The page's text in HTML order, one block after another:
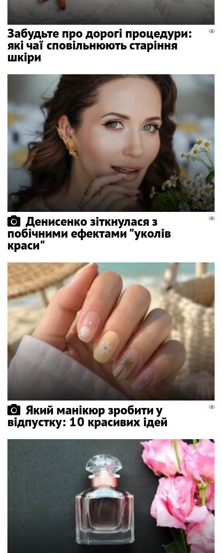
Забудьте про дорогі процедури:
які чаї сповільнюють старіння
шкіри
Денисенко зіткнулася з
побічними ефектами "уколів
краси"
Який манікюр зробити у
відпустку: 10 красивих ідей